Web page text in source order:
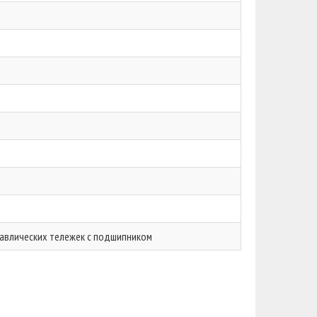
тележек с подшипником